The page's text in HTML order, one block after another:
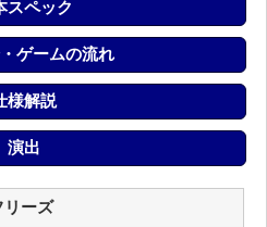
スペック
ゲームの流れ
様解説
演出
リーズ